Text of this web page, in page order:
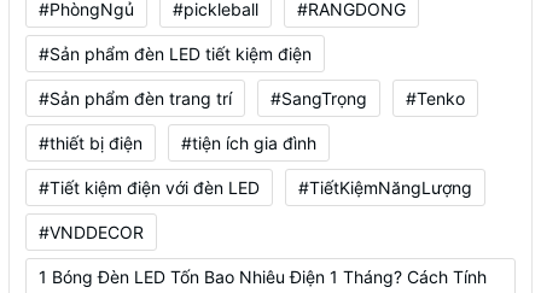
#PhòngNgủ #pickleball #RANGDONG
#Sản phẩm đèn LED tiết kiệm điện
#Sản phẩm đèn trang trí #SangTrọng #Tenko
#thiết bị điện #tiện ích gia đình
#Tiết kiệm điện với đèn LED #TiếtKiệmNăngLượng
#VNDDECOR
1 Bóng Đèn LED Tốn Bao Nhiêu Điện 1 Tháng? Cách Tính